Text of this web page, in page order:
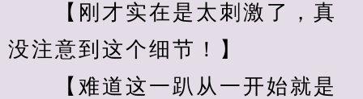
【刚才实在是太刺激了，真
没注意到这个细节！】
【难道这一趴从一开始就是